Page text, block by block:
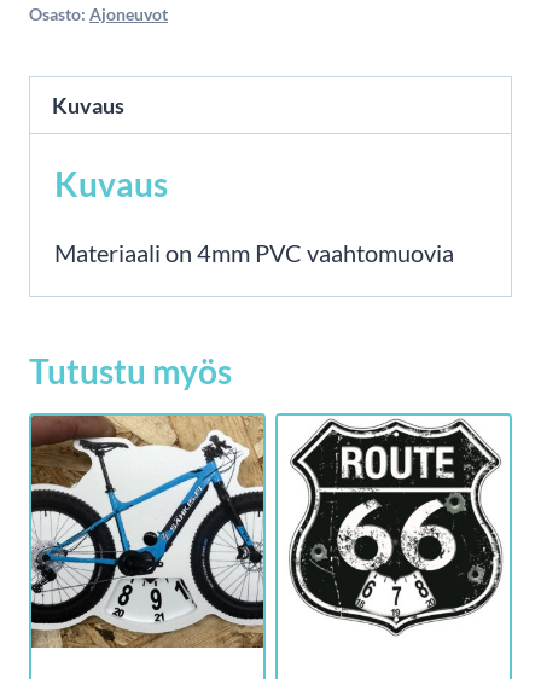
Osasto: Ajoneuvot
Kuvaus
Kuvaus
Materiaali on 4mm PVC vaahtomuovia
Tutustu myös